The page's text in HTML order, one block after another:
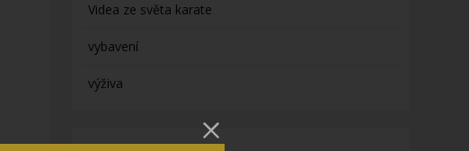
Videa ze světa karate
vybavení
výživa